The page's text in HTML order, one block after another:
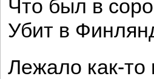
Что был в
Убит в
Лежало как-то